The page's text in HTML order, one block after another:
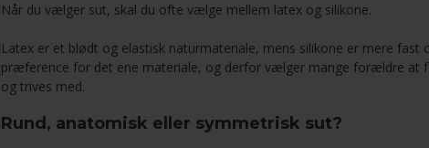
Når du vælger sut, skal du ofte vælge mellem latex og silikone.
Latex er et blødt og elastisk naturmateriale, mens silikone er mere
præference for det ene materiale, og derfor vælger mange forældre at
og trives med.
Rund, anatomisk eller symmetrisk sut?